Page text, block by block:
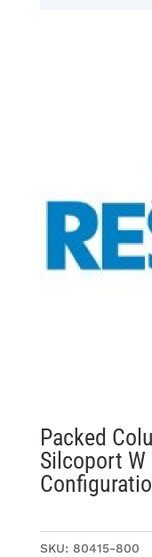
Packed
Silcoport W
SKU: 80415-800